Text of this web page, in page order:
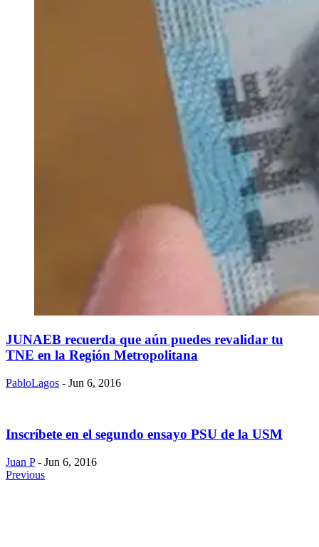
JUNAEB recuerda que aún puedes revalidar tu
TNE en la Región Metropolitana
PabloLagos - Jun 6, 2016
Inscríbete en el segundo ensayo PSU de la USM
Juan P - Jun 6, 2016
Previous